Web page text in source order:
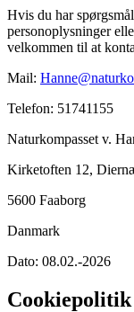
Hvis du har
personoplysninger
velkommen til at
Mail:
Telefon: 51741155
Naturkompasset v.
Kirketoften 12,
5600 Faaborg
Danmark
Dato: 08.02.-2026
Cookiepolitik